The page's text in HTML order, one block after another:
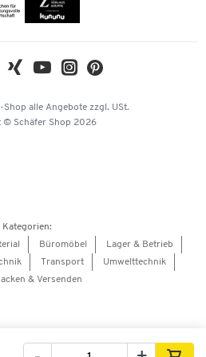
Shop alle Angebote zzgl. USt.
© Schäfer Shop 2026
Kategorien:
Büromöbel
Lager & Betrieb
Transport
Umwelttechnik
& Versenden